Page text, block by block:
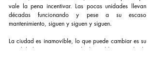
vale la pena incentivar. Las pocas unidades llevan
décadas funcionando y pese a su escaso
mantenimiento, siguen y siguen y siguen.
La ciudad es inamovible, lo que puede cambiar es su
movilidad y es urgente atender la problemática desde